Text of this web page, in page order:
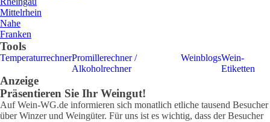
Mittelrhein
Nahe
Franken
Tools
TemperaturrechnerPromillerechner /
Alkoholrechner
WeinblogsWein-
Etiketten
Anzeige
Präsentieren Sie Ihr Weingut!
Auf Wein-WG.de informieren sich monatlich etliche tausend Besucher
über Winzer und Weingüter. Für uns ist es wichtig, dass der Besucher